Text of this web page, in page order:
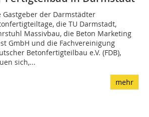
Gastgeber der Darmstädter
die TU Darmstadt,
Massivbau, die Beton Marketing
GmbH und die Fachvereinigung
Betonfertigteilbau e.V. (FDB),
sich,...
mehr